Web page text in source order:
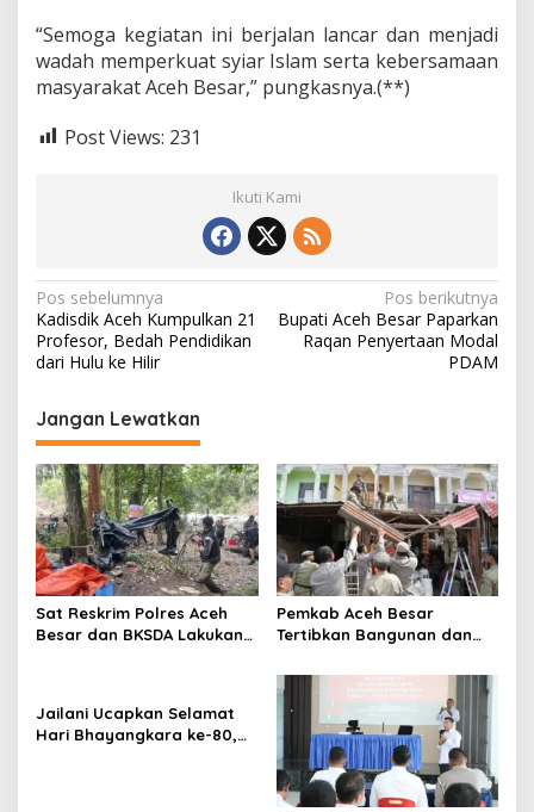
“Semoga kegiatan ini berjalan lancar dan menjadi
wadah memperkuat syiar Islam serta kebersamaan
masyarakat Aceh Besar,” pungkasnya.(**)
Post Views: 231
Ikuti Kami
N
a
v
i
g
a
s
i
p
o
s
Pos sebelumnya
Kadisdik Aceh Kumpulkan 21
Profesor, Bedah Pendidikan
dari Hulu ke Hilir
Pos berikutnya
Bupati Aceh Besar Paparkan
Raqan Penyertaan Modal
PDAM
Jangan Lewatkan
Sat Reskrim Polres Aceh
Besar dan BKSDA Lakukan
Kawasan Hutan Jantho
Pemkab Aceh Besar
Tertibkan Bangunan dan
Lambaro
Jailani Ucapkan Selamat
Hari Bhayangkara ke-80,